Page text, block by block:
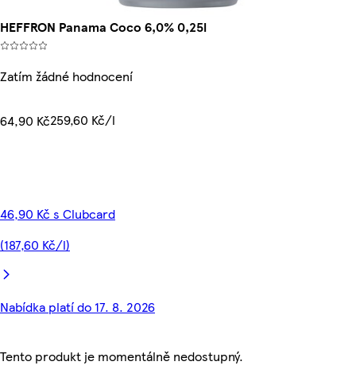
HEFFRON Panama Coco 6,0% 0,25l
Zatím žádné hodnocení
64,90 Kč259,60 Kč/l
46,90 Kč s Clubcard
(187,60 Kč/l)
Nabídka platí do 17. 8. 2026
Tento produkt je momentálně nedostupný.